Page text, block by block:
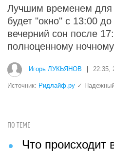
Лучшим временем для
будет "окно" с 13:00
вечерний сон после
полноценному
Игорь ЛУКЬЯНОВ 22:35,
Источник: Ридлайф.ру ✓
ПО ТЕМЕ
Что происходит